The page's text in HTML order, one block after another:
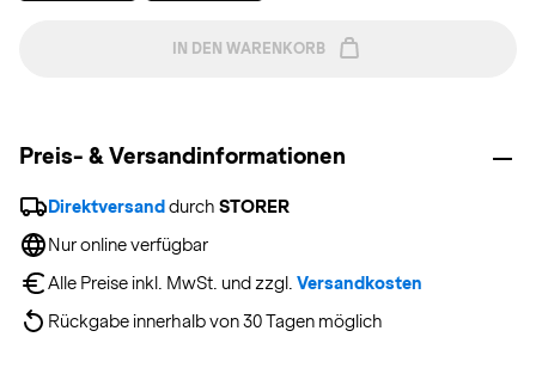
IN DEN WARENKORB
Preis- & Versandinformationen
Direktversand durch STORER
Nur online verfügbar
Alle Preise inkl. MwSt. und zzgl. Versandkosten
Rückgabe innerhalb von 30 Tagen möglich